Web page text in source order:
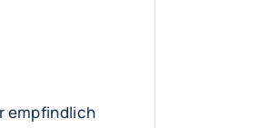
empfindlich